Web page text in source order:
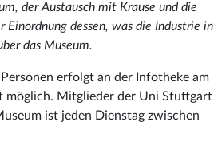
der Austausch mit Krause und die
dessen, was die Industrie in
das Museum.
erfolgt an der Infotheke am
möglich. Mitglieder der Uni Stuttgart
ist jeden Dienstag zwischen